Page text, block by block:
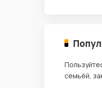
семьёй,